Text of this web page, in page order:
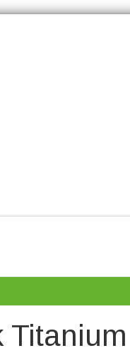
Titanium